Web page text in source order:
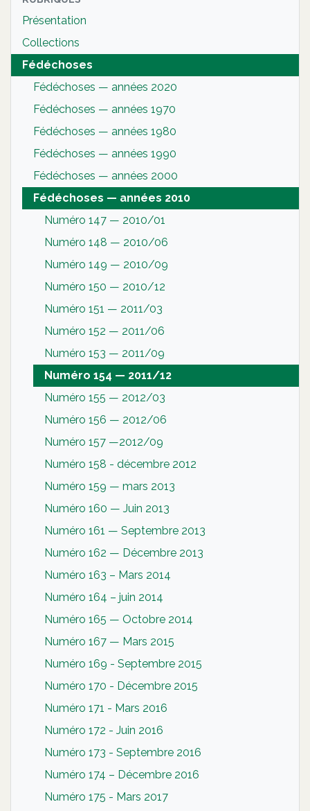
Présentation
Collections
Fédéchoses
Fédéchoses — années 2020
Fédéchoses — années 1970
Fédéchoses — années 1980
Fédéchoses — années 1990
Fédéchoses — années 2000
Fédéchoses — années 2010
Numéro 147 — 2010/01
Numéro 148 — 2010/06
Numéro 149 — 2010/09
Numéro 150 — 2010/12
Numéro 151 — 2011/03
Numéro 152 — 2011/06
Numéro 153 — 2011/09
Numéro 154 — 2011/12
Numéro 155 — 2012/03
Numéro 156 — 2012/06
Numéro 157 —2012/09
Numéro 158 - décembre 2012
Numéro 159 — mars 2013
Numéro 160 — Juin 2013
Numéro 161 — Septembre 2013
Numéro 162 — Décembre 2013
Numéro 163 – Mars 2014
Numéro 164 – juin 2014
Numéro 165 — Octobre 2014
Numéro 167 — Mars 2015
Numéro 169 - Septembre 2015
Numéro 170 - Décembre 2015
Numéro 171 - Mars 2016
Numéro 172 - Juin 2016
Numéro 173 - Septembre 2016
Numéro 174 – Décembre 2016
Numéro 175 - Mars 2017